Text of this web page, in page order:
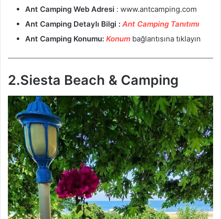
Ant Camping Web Adresi : www.antcamping.com
Ant Camping Detaylı Bilgi : Ant Camping Tanıtımı
Ant Camping Konumu: Konum bağlantısına tıklayın
2.Siesta Beach & Camping